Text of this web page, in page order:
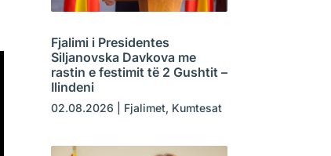
Fjalimi i Presidentes
Siljanovska Davkova me
rastin e festimit të 2 Gushtit –
Ilindeni
02.08.2026 Fjalimet, Kumtesat